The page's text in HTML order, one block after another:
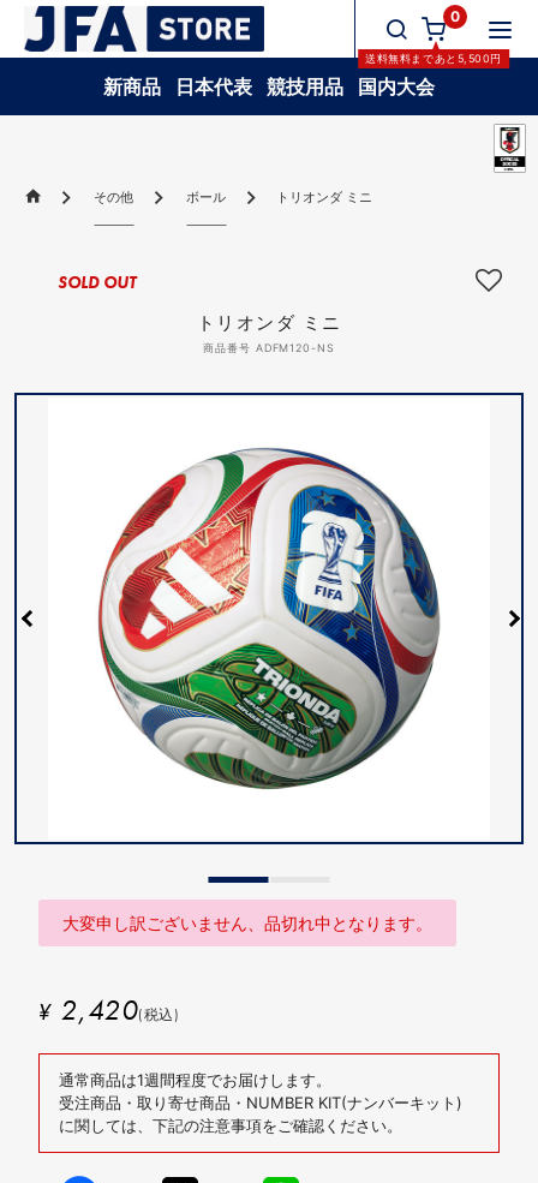
0
送料無料まであと 5,500円
新商品 日本代表 競技用品 国内大会
その他 ボール トリオンダ ミニ
トリオンダ ミニ
商品番号 ADFM120-NS
SOLD OUT
大変申し訳ございません、品切れ中となります。
¥ 2,420(税込)
通常商品は1週間程度でお届けします。
受注商品・取り寄せ商品・NUMBER KIT(ナンバーキット)
に関しては、下記の注意事項をご確認ください。